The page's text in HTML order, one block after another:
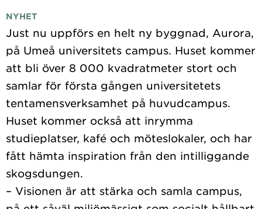
NYHET
Just nu uppförs en helt ny byggnad, Aurora,
på Umeå universitets campus. Huset kommer
att bli över 8 000 kvadratmeter stort och
samlar för första gången universitetets
tentamensverksamhet på huvudcampus.
Huset kommer också att inrymma
studieplatser, kafé och möteslokaler, och har
fått hämta inspiration från den intilliggande
skogsdungen.
– Visionen är att stärka och samla campus,